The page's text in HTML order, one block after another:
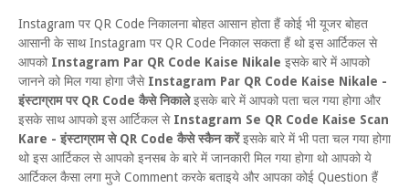
Instagram पर QR Code निकालना बोहत आसान होता हैं कोई भी यूजर बोहत
आसानी के साथ Instagram पर QR Code निकाल सकता हैं थो इस आर्टिकल से
आपको Instagram Par QR Code Kaise Nikale इसके बारे में आपको
जानने को मिल गया होगा जैसे Instagram Par QR Code Kaise Nikale -
इंस्टाग्राम पर QR Code कैसे निकालेइसके बारे में आपको पता चल गया होगा और
इसके साथ आपको इस आर्टिकल से Instagram Se QR Code Kaise Scan
Kare - इंस्टाग्राम से QR Code कैसे स्कैन करेंइसके बारे में भी पता चल गया होगा
थो इस आर्टिकल से आपको इनसब के बारे में जानकारी मिल गया होगा थो आपको ये
आर्टिकल कैसा लगा मुजे Comment करके बताइये और आपका कोई Question हैं